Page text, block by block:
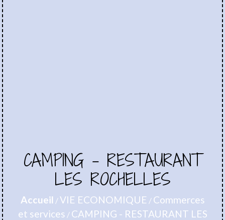
CAMPING - RESTAURANT
LES ROCHELLES
Accueil /VIE ECONOMIQUE / Commerces
et services / CAMPING - RESTAURANT LES